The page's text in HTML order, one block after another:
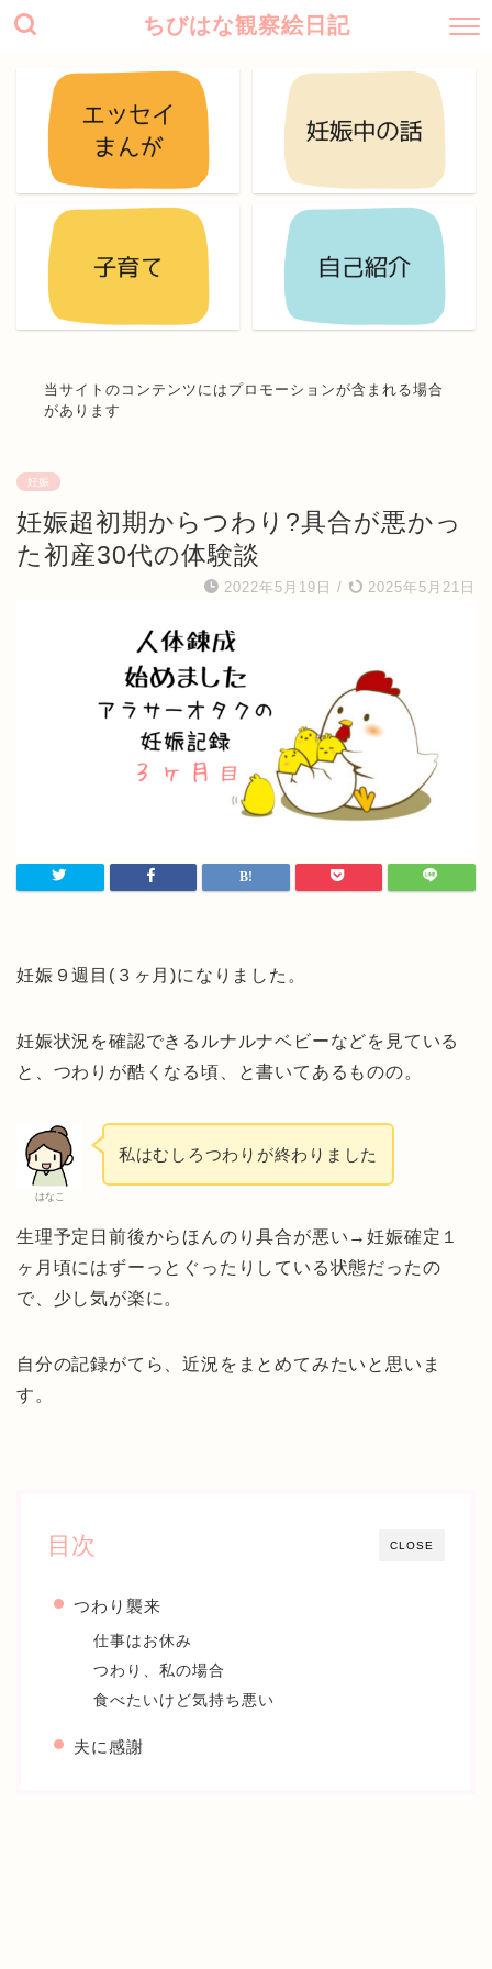
ちびはな観察絵日記
当サイトのコンテンツにはプロモーションが含まれる場合
があります
妊娠
妊娠超初期からつわり?具合が悪かっ
た初産30代の体験談
2022年5月19日 / 2025年5月21日
妊娠９週目(３ヶ月)になりました。
妊娠状況を確認できるルナルナベビーなどを見ている
と、つわりが酷くなる頃、と書いてあるものの。
はなこ
私はむしろつわりが終わりました
生理予定日前後からほんのり具合が悪い→妊娠確定１
ヶ月頃にはずーっとぐったりしている状態だったの
で、少し気が楽に。
自分の記録がてら、近況をまとめてみたいと思いま
す。
CLOSE
目次
つわり襲来
仕事はお休み
つわり、私の場合
食べたいけど気持ち悪い
夫に感謝